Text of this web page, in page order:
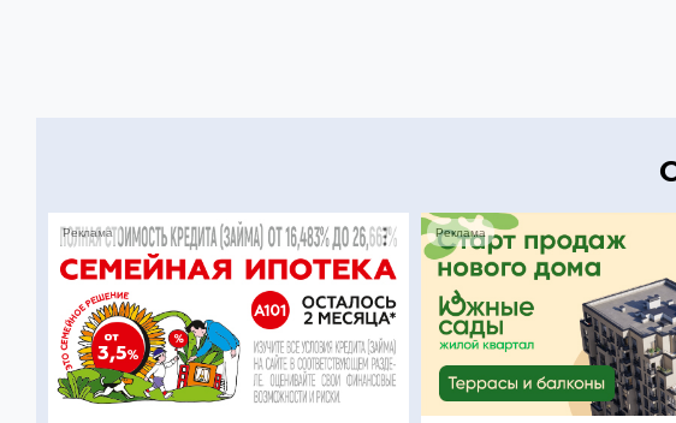
Реклама Реклама